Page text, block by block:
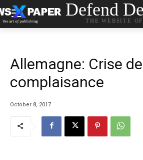
Defend
THE WEBSITE
Allemagne: Crise de
complaisance
October 8, 2017